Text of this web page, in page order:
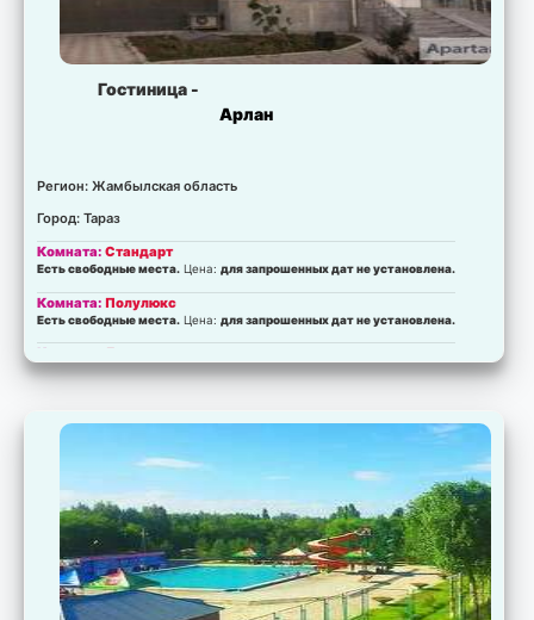
Гостиница -
Арлан
Регион: Жамбылская область
Город: Тараз
Комната:Стандарт
Есть свободные места. Цена:для запрошенных дат не установлена.
Комната:Полулюкс
Есть свободные места. Цена:для запрошенных дат не установлена.
Комната: Люкс